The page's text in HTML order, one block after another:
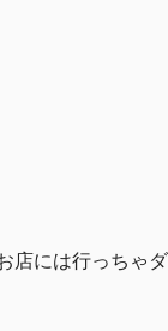
には行っちゃ